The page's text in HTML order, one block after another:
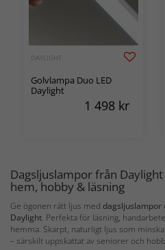
DAYLIGHT
Golvlampa Duo LED
Daylight
1 498 kr
Dagsljuslampor från
hem, hobby & läsning
Ge ögonen rätt ljus med
Daylight. Perfekta för läsning,
hemma. Skarpt, naturligt ljus som
– särskilt uppskattat av seniorer och